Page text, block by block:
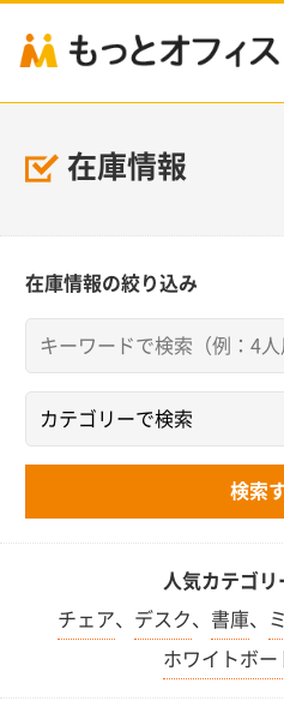
在庫情報
在庫情報の絞り込み
人気カテゴリ
チェア、 デスク、 書庫、
ホワイトボー